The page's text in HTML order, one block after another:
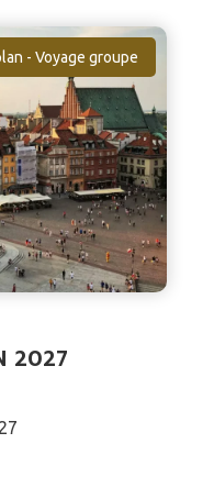
- Voyage groupe
2027